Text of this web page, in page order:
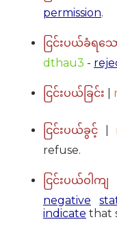
permission.
ငြင်းပယ်ခံရသ
dthau3 -
ငြင်းပယ်ခြင်း
ငြင်းပယ်ခွင့်
refuse.
ငြင်းပယ်ဝါကျ
negative
indicate that